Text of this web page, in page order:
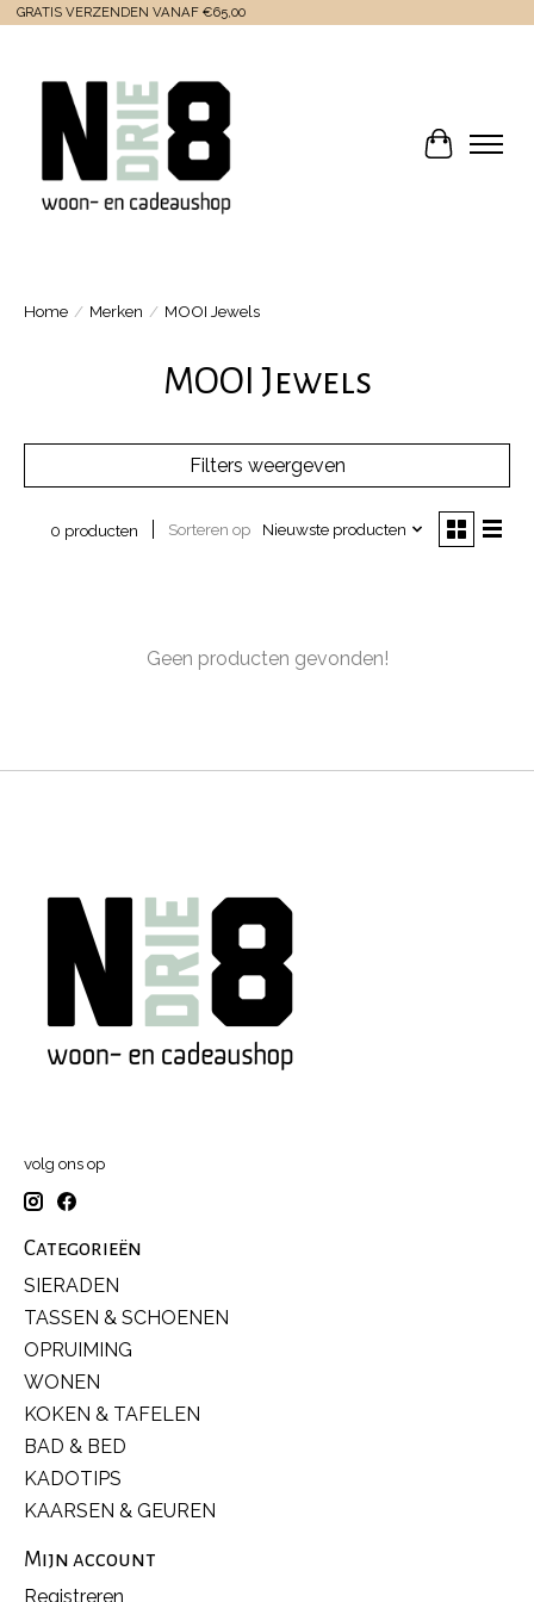
GRATIS VERZENDEN VANAF €65,00
Home / Merken / MOOI Jewels
MOOI Jewels
Filters weergeven
0 producten Sorteren op Nieuwste producten
Geen producten gevonden!
volg ons op
Categorieën
SIERADEN
TASSEN & SCHOENEN
OPRUIMING
WONEN
KOKEN & TAFELEN
BAD & BED
KADOTIPS
KAARSEN & GEUREN
Mijn account
Registreren